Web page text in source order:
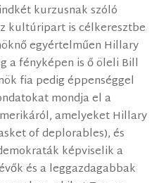
kurzusnak szóló
kultúripart is célkeresztbe
egyértelműen Hillary
a fényképen is ő öleli Bill
fia pedig éppenséggel
mondja el a
amelyeket Hillary
of deplorables), és
képviselik a
és a leggazdagabbak